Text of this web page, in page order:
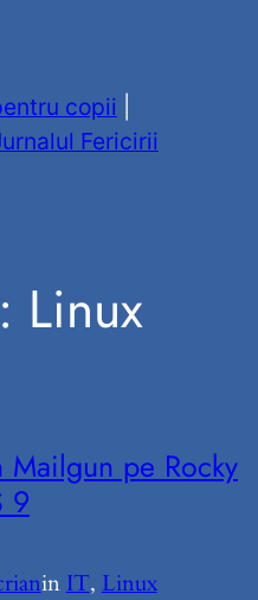
copii
Fericirii
Linux
pe Rocky
9
in IT, Linux